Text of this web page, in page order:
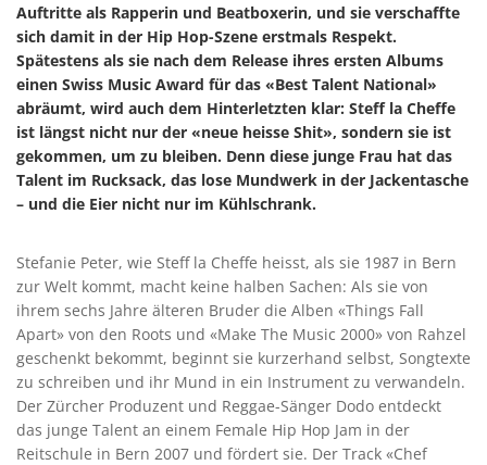
Auftritte als Rapperin und Beatboxerin, und sie verschaffte
sich damit in der Hip Hop-Szene erstmals Respekt.
Spätestens als sie nach dem Release ihres ersten Albums
einen Swiss Music Award für das «Best Talent National»
abräumt, wird auch dem Hinterletzten klar: Steff la Cheffe
ist längst nicht nur der «neue heisse Shit», sondern sie ist
gekommen, um zu bleiben. Denn diese junge Frau hat das
Talent im Rucksack, das lose Mundwerk in der Jackentasche
– und die Eier nicht nur im Kühlschrank.
Stefanie Peter, wie Steff la Cheffe heisst, als sie 1987 in Bern
zur Welt kommt, macht keine halben Sachen: Als sie von
ihrem sechs Jahre älteren Bruder die Alben «Things Fall
Apart» von den Roots und «Make The Music 2000» von Rahzel
geschenkt bekommt, beginnt sie kurzerhand selbst, Songtexte
zu schreiben und ihr Mund in ein Instrument zu verwandeln.
Der Zürcher Produzent und Reggae-Sänger Dodo entdeckt
das junge Talent an einem Female Hip Hop Jam in der
Reitschule in Bern 2007 und fördert sie. Der Track «Chef